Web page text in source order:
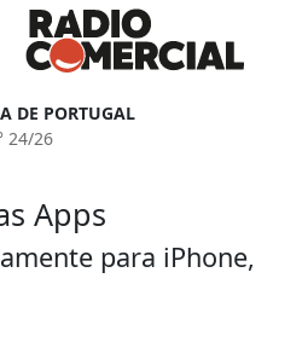
DE PORTUGAL
24/26
Apps
para iPhone,